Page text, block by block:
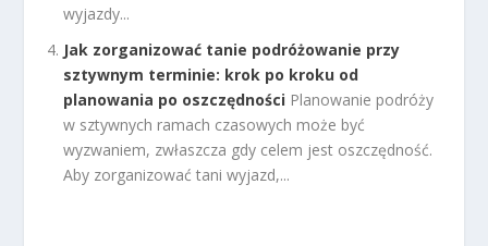
wyjazdy...
Jak zorganizować tanie podróżowanie przy
sztywnym terminie: krok po kroku od
planowania po oszczędności Planowanie podróży
w sztywnych ramach czasowych może być
wyzwaniem, zwłaszcza gdy celem jest oszczędność.
Aby zorganizować tani wyjazd,...